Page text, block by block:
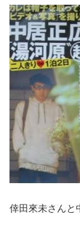
倖田來未さんと